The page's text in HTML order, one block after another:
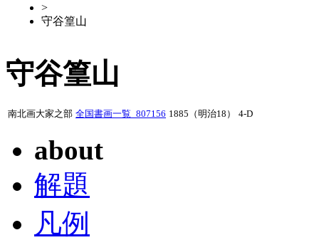
>
守谷篁山
守谷篁山
南北画大家之部 全国書画一覧_807156 1885（明治18） 4-D
about
解題
凡例